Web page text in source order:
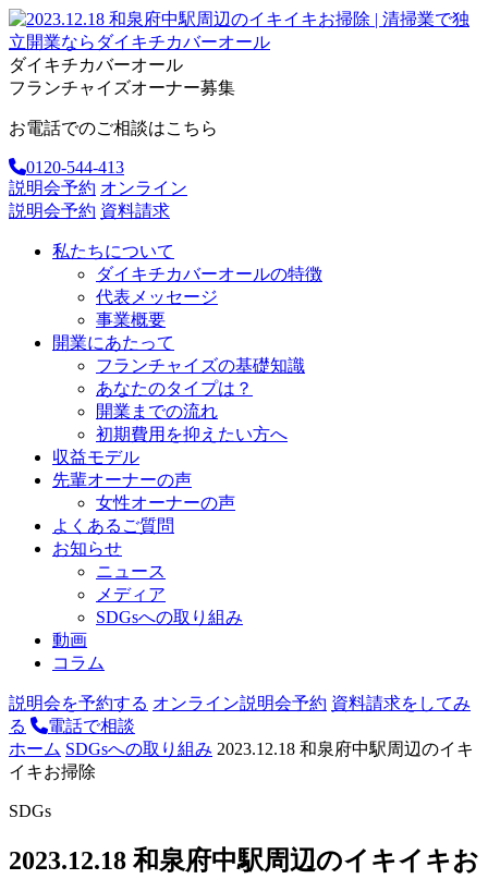
ダイキチカバーオール
フランチャイズオーナー募集
お電話でのご相談はこちら
0120-544-413
説明会予約 オンライン
説明会予約 資料請求
私たちについて
ダイキチカバーオールの特徴
代表メッセージ
事業概要
開業にあたって
フランチャイズの基礎知識
あなたのタイプは？
開業までの流れ
初期費用を抑えたい方へ
収益モデル
先輩オーナーの声
女性オーナーの声
よくあるご質問
お知らせ
ニュース
メディア
SDGsへの取り組み
動画
コラム
説明会を予約する オンライン説明会予約 資料請求をしてみ
る
電話で相談
ホーム SDGsへの取り組み 2023.12.18 和泉府中駅周辺のイキ
イキお掃除
SDGs
2023.12.18 和泉府中駅周辺のイキイキお